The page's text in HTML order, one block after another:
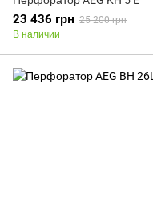
23 436 грн 25 200 грн
В наличии